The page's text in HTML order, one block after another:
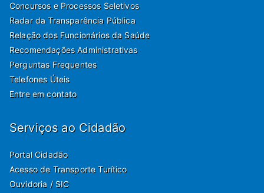
Concursos e Processos Seletivos
Radar da Transparência Pública
Relação dos Funcionários da Saúde
Recomendações Administrativas
Perguntas Frequentes
Telefones Úteis
Entre em contato
Serviços ao Cidadão
Portal Cidadão
Acesso de Transporte Turítico
Ouvidoria / SIC